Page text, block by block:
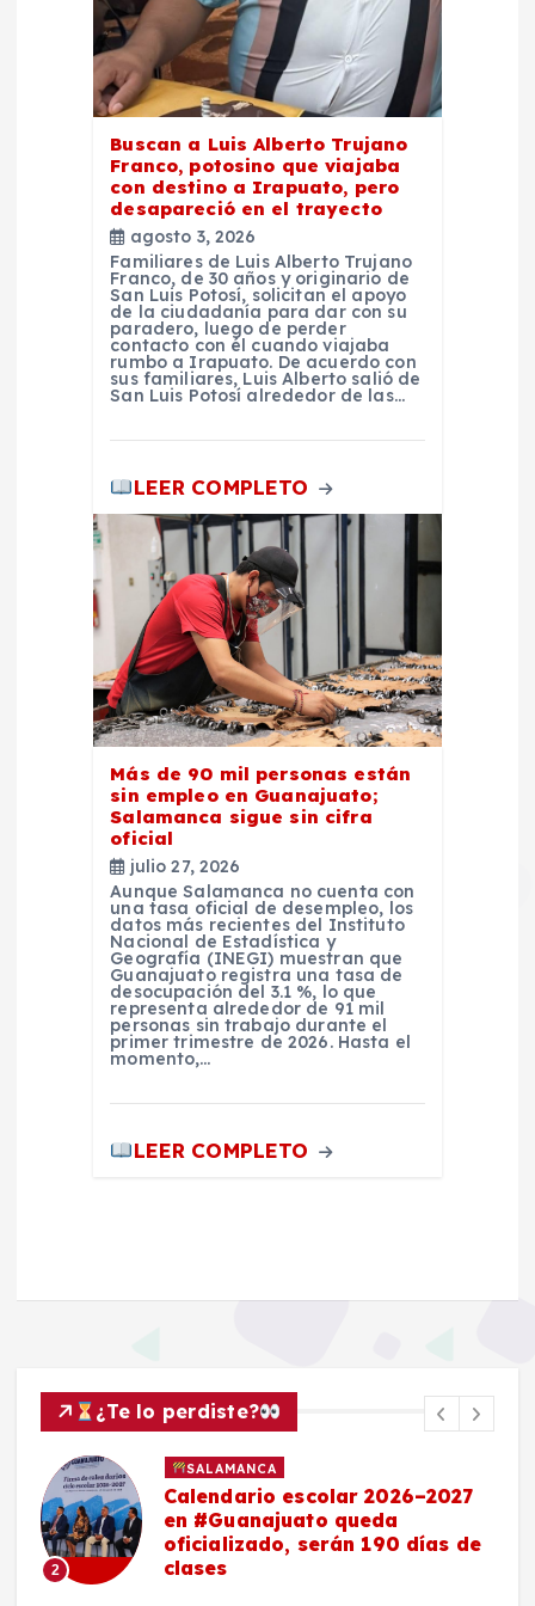
Buscan a Luis Alberto Trujano
Franco, potosino que viajaba
con destino a Irapuato, pero
desapareció en el trayecto
agosto 3, 2026
Familiares de Luis Alberto Trujano
Franco, de 30 años y originario de
San Luis Potosí, solicitan el apoyo
de la ciudadanía para dar con su
paradero, luego de perder
contacto con él cuando viajaba
rumbo a Irapuato. De acuerdo con
sus familiares, Luis Alberto salió de
San Luis Potosí alrededor de las…
LEER COMPLETO
Más de 90 mil personas están
sin empleo en Guanajuato;
Salamanca sigue sin cifra
oficial
julio 27, 2026
Aunque Salamanca no cuenta con
una tasa oficial de desempleo, los
datos más recientes del Instituto
Nacional de Estadística y
Geografía (INEGI) muestran que
Guanajuato registra una tasa de
desocupación del 3.1 %, lo que
representa alrededor de 91 mil
personas sin trabajo durante el
primer trimestre de 2026. Hasta el
momento,…
LEER COMPLETO
¿Te lo perdiste?
2
SALAMANCA
Calendario escolar 2026–2027
en #Guanajuato queda
oficializado, serán 190 días de
clases